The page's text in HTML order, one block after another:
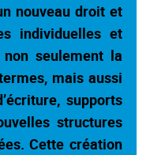
nouveau droit et
individuelles et
seulement la
mais aussi
supports
structures
Cette création